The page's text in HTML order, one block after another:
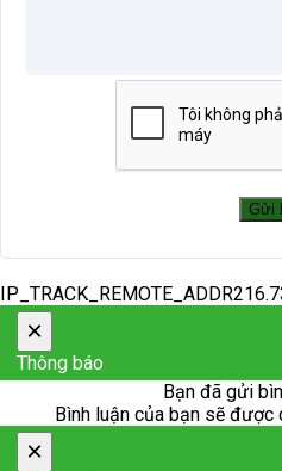
×
Thông báo
Bạn đã gửi
Bình luận của bạn sẽ
×